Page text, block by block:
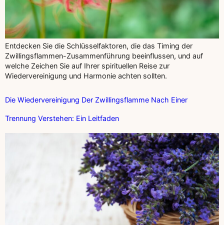
Entdecken Sie die Schlüsselfaktoren, die das Timing der
Zwillingsflammen-Zusammenführung beeinflussen, und auf
welche Zeichen Sie auf Ihrer spirituellen Reise zur
Wiedervereinigung und Harmonie achten sollten.
Die Wiedervereinigung Der Zwillingsflamme Nach Einer
Trennung Verstehen: Ein Leitfaden